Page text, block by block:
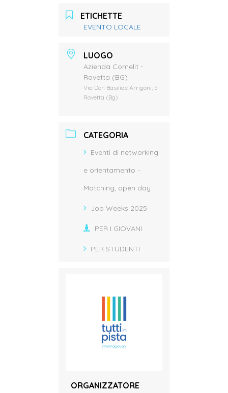
ETICHETTE
EVENTO LOCALE
LUOGO
Azienda Comelit -
Rovetta (BG)
Via Don Basilide Arrigoni, 5
Rovetta (Bg)
CATEGORIA
Eventi di networking
e orientamento –
Matching, open day
Job Weeks 2025
PER I GIOVANI
PER STUDENTI
ORGANIZZATORE